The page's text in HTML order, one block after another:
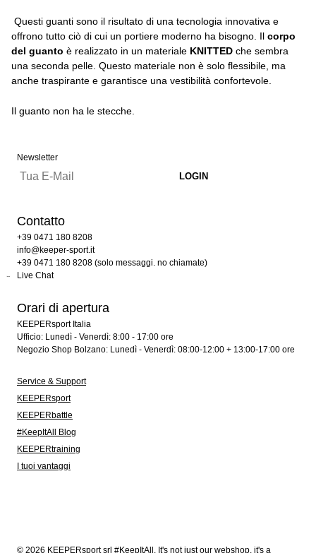
Questi guanti sono il risultato di una tecnologia innovativa e
offrono tutto ciò di cui un portiere moderno ha bisogno. Il corpo
del guanto è realizzato in un materiale KNITTED che sembra
una seconda pelle. Questo materiale non è solo flessibile, ma
anche traspirante e garantisce una vestibilità confortevole.
Il guanto non ha le stecche.
Newsletter
Contatto
+39 0471 180 8208
info@keeper-sport.it
+39 0471 180 8208 (solo messaggi. no chiamate)
Live Chat
Orari di apertura
KEEPERsport Italia
Ufficio: Lunedì - Venerdì: 8:00 - 17:00 ore
Negozio Shop Bolzano: Lunedì - Venerdì: 08:00-12:00 + 13:00-17:00 ore
Service & Support
KEEPERsport
KEEPERbattle
#KeepItAll Blog
KEEPERtraining
I tuoi vantaggi
© 2026 KEEPERsport srl #KeepItAll. It's not just our webshop, it's a